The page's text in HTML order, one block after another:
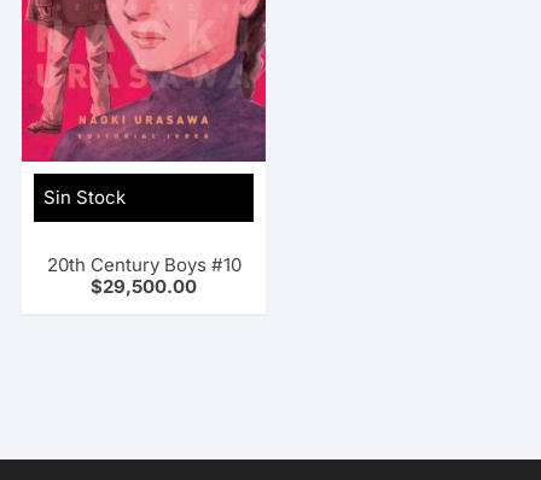
Sin Stock
20th Century Boys #10
$29,500.00